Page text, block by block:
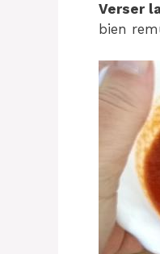
Verser
bien